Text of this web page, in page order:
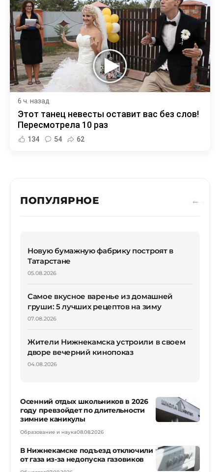
6 ч. назад
Этот танец невесты оставит вас без слов!
Пересмотрела 10 раз
134 54 62
ПОПУЛЯРНОЕ
Новую бумажную фабрику построят в
Татарстане
05.08.2026
Самое вкусное варенье из домашней
груши: 5 лучших рецептов на зиму
07.08.2026
Жители Нижнекамска устроили в своем
дворе вечерний кинопоказ
04.08.2026
Осенний отдых школьников в 2026
году превзойдет по длительности
зимние каникулы
Образование и наука08.08.2026
В Нижнекамске подъезд отключили
от газа из-за недопуска газовиков